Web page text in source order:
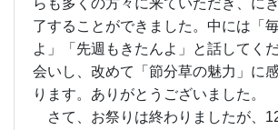
らも多くの方々に来ていただき、に
了することができました。中には「
よ」「先週もきたんよ」と話してく
会いし、改めて「節分草の魅力」に
ります。ありがとうございました。
さて、お祭りは終わりましたが、